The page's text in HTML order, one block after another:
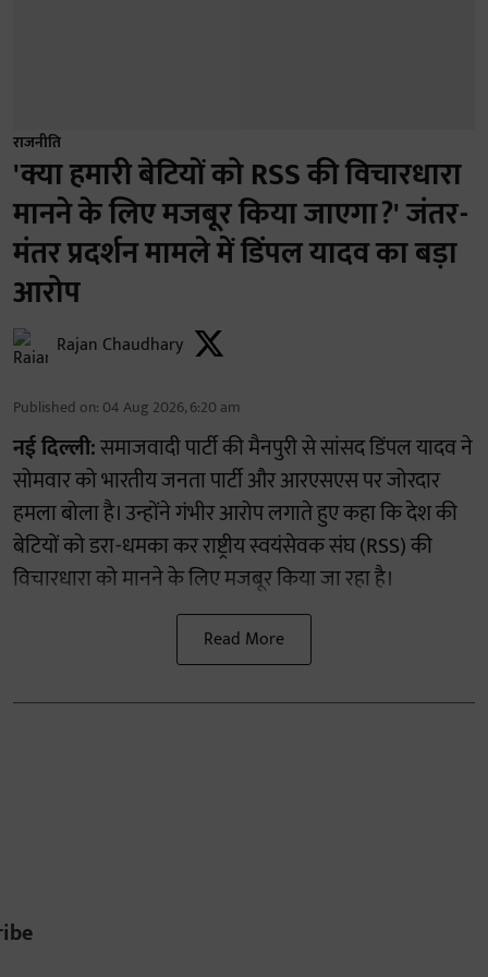
राजनीति
'क्या हमारी बेटियों को RSS की विचारधारा
मानने के लिए मजबूर किया जाएगा?' जंतर-
मंतर प्रदर्शन मामले में डिंपल यादव का बड़ा
आरोप
Rajan Chaudhary
Published on: 04 Aug 2026, 6:20 am
नई दिल्ली:समाजवादी पार्टी की मैनपुरी से सांसद डिंपल यादव ने
सोमवार को भारतीय जनता पार्टी और आरएसएस पर जोरदार
हमला बोला है। उन्होंने गंभीर आरोप लगाते हुए कहा कि देश की
बेटियों को डरा-धमका कर राष्ट्रीय स्वयंसेवक संघ (RSS) की
विचारधारा को मानने के लिए मजबूर किया जा रहा है।
Read More